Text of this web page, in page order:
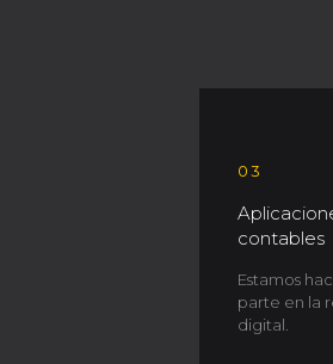
03
contables
Estamos
parte en la
digital.